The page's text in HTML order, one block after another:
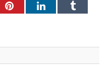
PinterestLinkedInTumblr